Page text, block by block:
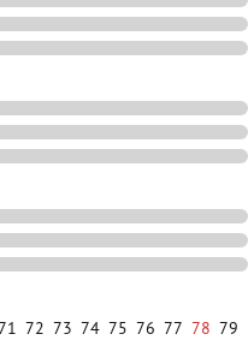
72 73 74 75 76 77 78 79